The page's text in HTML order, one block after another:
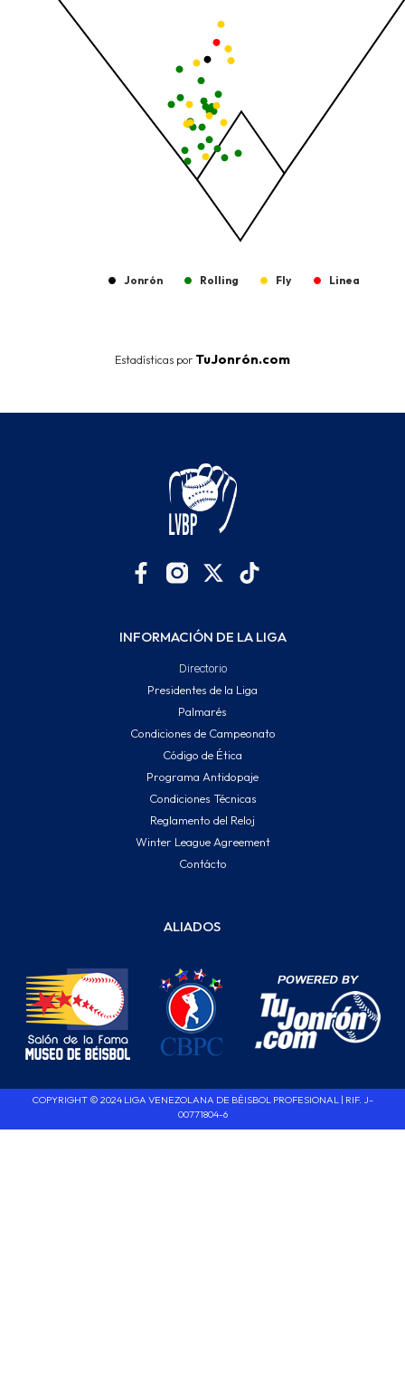
Jonrón Rolling Fly Linea
Estadísticas por TuJonrón.com
INFORMACIÓN DE LA LIGA
Directorio
Presidentes de la Liga
Palmarés
Condiciones de Campeonato
Código de Ética
Programa Antidopaje
Condiciones Técnicas
Reglamento del Reloj
Winter League Agreement
Contácto
ALIADOS
COPYRIGHT © 2024 LIGA VENEZOLANA DE BÉISBOL PROFESIONAL | RIF. J-
00771804-6